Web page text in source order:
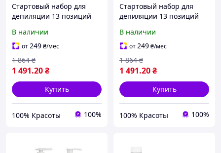
Стартовый набор для
депиляции 13 позиций
В наличии
от249₴/мес
1 491.20₴
1 864 ₴
Купить
100% Красоты 100%
Стартовый набор для
депиляции 13 позиций
В наличии
от249₴/мес
1 491.20₴
1 864 ₴
Купить
100% Красоты 100%